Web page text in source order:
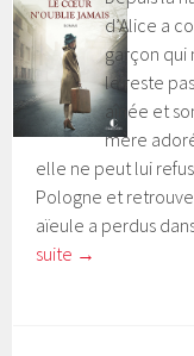
d’Alice a
garçon qui
le reste
aînée et
mère
elle ne peut lui
Pologne et
aïeule a perdus
suite →